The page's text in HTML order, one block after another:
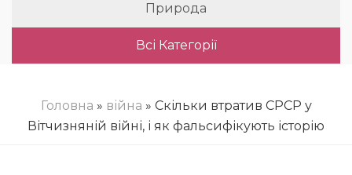
Природа
Всі Категорії
Головна » війна » Скільки втратив СРСР у
Вітчизняній війні, і як фальсифікують історію